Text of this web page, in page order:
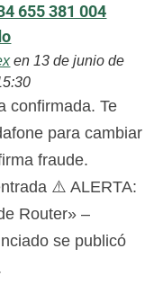
655 381 004
en 13 de junio de
confirmada. Te
para cambiar
fraude.
⚠️ ALERTA:
Router» –
se publicó